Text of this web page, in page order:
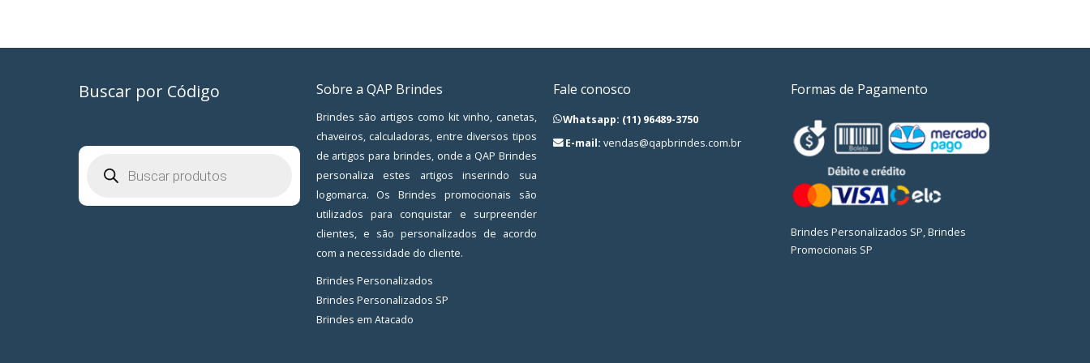
Buscar por Código
produtos
Sobre a QAP Brindes
Brindes são artigos como kit vinho, canetas,
chaveiros, calculadoras, entre diversos tipos
de artigos para brindes, onde a QAP Brindes
personaliza estes artigos inserindo sua
logomarca. Os Brindes promocionais são
utilizados para conquistar e surpreender
clientes, e são personalizados de acordo
com a necessidade do cliente.
Brindes Personalizados
Brindes Personalizados SP
Brindes em Atacado
Fale conosco
Whatsapp: (11) 96489-3750
E-mail: vendas@qapbrindes.com.br
Formas de Pagamento
Brindes Personalizados SP, Brindes
Promocionais SP